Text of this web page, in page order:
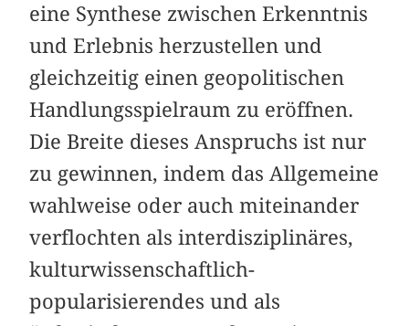
eine Synthese zwischen Erkenntnis
und Erlebnis herzustellen und
gleichzeitig einen geopolitischen
Handlungsspielraum zu eröffnen.
Die Breite dieses Anspruchs ist nur
zu gewinnen, indem das Allgemeine
wahlweise oder auch miteinander
verflochten als interdisziplinäres,
kulturwissenschaftlich-
popularisierendes und als